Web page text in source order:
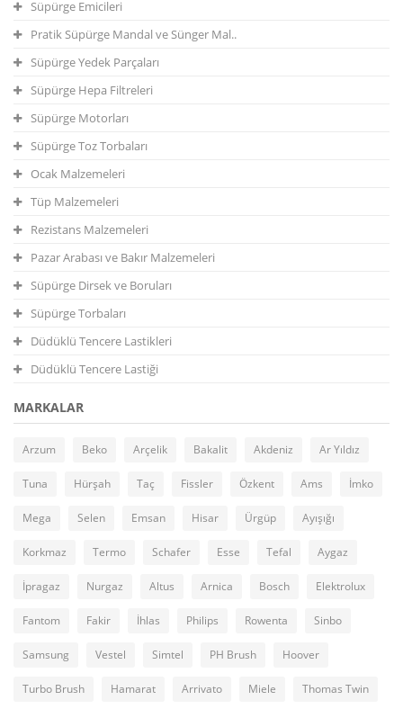
Süpürge Emicileri
Pratik Süpürge Mandal ve Sünger Mal..
Süpürge Yedek Parçaları
Süpürge Hepa Filtreleri
Süpürge Motorları
Süpürge Toz Torbaları
Ocak Malzemeleri
Tüp Malzemeleri
Rezistans Malzemeleri
Pazar Arabası ve Bakır Malzemeleri
Süpürge Dirsek ve Boruları
Süpürge Torbaları
Düdüklü Tencere Lastikleri
Düdüklü Tencere Lastiği
MARKALAR
Arzum Beko Arçelik Bakalit Akdeniz Ar Yıldız
Tuna Hürşah Taç Fissler Özkent Ams İmko
Mega Selen Emsan Hisar Ürgüp Ayışığı
Korkmaz Termo Schafer Esse Tefal Aygaz
İpragaz Nurgaz Altus Arnica Bosch Elektrolux
Fantom Fakir İhlas Philips Rowenta Sinbo
Samsung Vestel Simtel PH Brush Hoover
Turbo Brush Hamarat Arrivato Miele Thomas Twin